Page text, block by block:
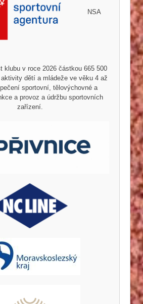
NSA
klubu v roce 2026 částkou 665 500
dětí a mládeže ve věku 4 až
sportovní, tělovýchovné a
a provoz a údržbu sportovních
zařízení.